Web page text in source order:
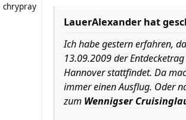
chrypray
LauerAlexander hat
Ich habe gestern erfahren,
13.09.2009 der
Hannover stattfindet. Da
immer einen Ausflug. Oder
zum Wennigser